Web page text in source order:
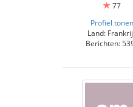
77
Profiel tonen
Land:
Berichten: